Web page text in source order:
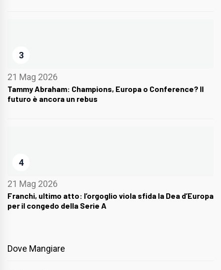
3
21 Mag 2026
Tammy Abraham: Champions, Europa o Conference? Il
futuro è ancora un rebus
4
21 Mag 2026
Franchi, ultimo atto: l’orgoglio viola sfida la Dea d’Europa
per il congedo della Serie A
Dove Mangiare